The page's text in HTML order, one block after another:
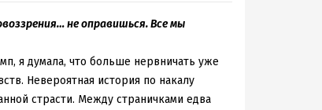
перевешивают приключения. В
Здесь же даже отношашни вышли
столкновение двух сильных
вопросы, но в это верилось. Здесь же
стало скучно.
не оправишься. Все мы
я думала, что больше нервничать уже
Невероятная история по накалу
страсти. Между страничками едва